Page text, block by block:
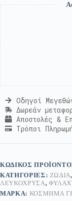
Οδηγοί
Δωρεάν
Αποστολές &
Τρόποι
ΚΩΔΙΚΌΣ
ΚΑΤΗΓΟΡΊΕΣ: ΖΏΔΙΑ
ΛΕΥΚΌΧΡΥΣΑ,
ΜΆΡΚΑ: ΚΟΣΜΗΜΑ